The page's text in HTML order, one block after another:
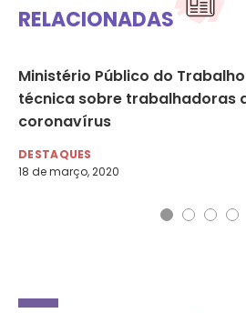
RELACIONADAS
Ministério Público do
técnica sobre trabalhadoras
coronavírus
DESTAQUES
18 de março, 2020